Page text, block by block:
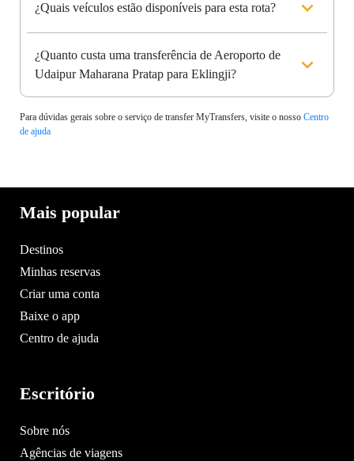
¿Quais veículos estão disponíveis para esta rota?
¿Quanto custa uma transferência de Aeroporto de
Udaipur Maharana Pratap para Eklingji?
Para dúvidas gerais sobre o serviço de transfer MyTransfers, visite o nosso Centro
de ajuda
Mais popular
Destinos
Minhas reservas
Criar uma conta
Baixe o app
Centro de ajuda
Escritório
Sobre nós
Agências de viagens